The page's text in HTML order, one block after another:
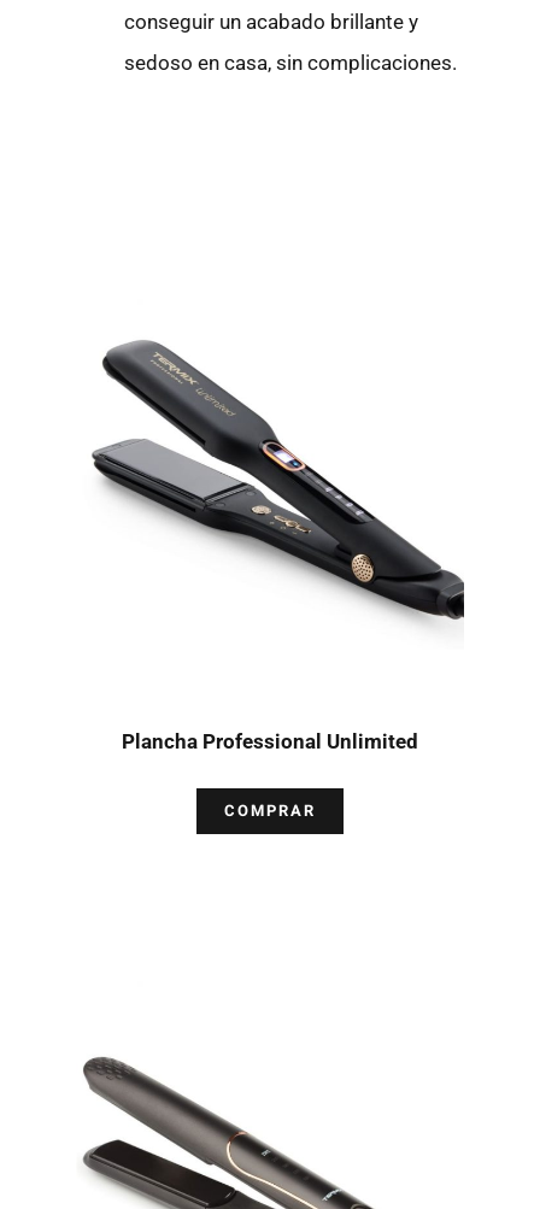
conseguir un acabado brillante y
sedoso en casa, sin complicaciones.
Plancha Professional Unlimited
COMPRAR